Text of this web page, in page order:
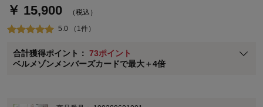
￥ 15,900 （税込）
5.0 （1件）
合計獲得ポイント： 73ポイント
ベルメゾンメンバーズカードで最大＋4倍
通常商品送料無料 返品引取無料（JCBのみ）
即時入会なら更に500円OFFクーポンプレゼント
※メンバーズカードの加算ポイントはステージ倍率適用前の基本ポイント
に対して適用されます。